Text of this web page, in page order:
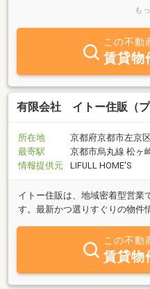
（売却・購入・買い替え・相続
ておりますので、まずはお気軽
したベストなアドバイス・物件
も
この不動
賃貸物
有限会社 イトー住販（
所在地
京都府京都市左京
最寄駅
京都市烏丸線 松ヶ
情報提供元
LIFULL HOME'S
イトー住販は、地域密着型営業
す。最新かつ選りすぐりの物件
この不動
賃貸物